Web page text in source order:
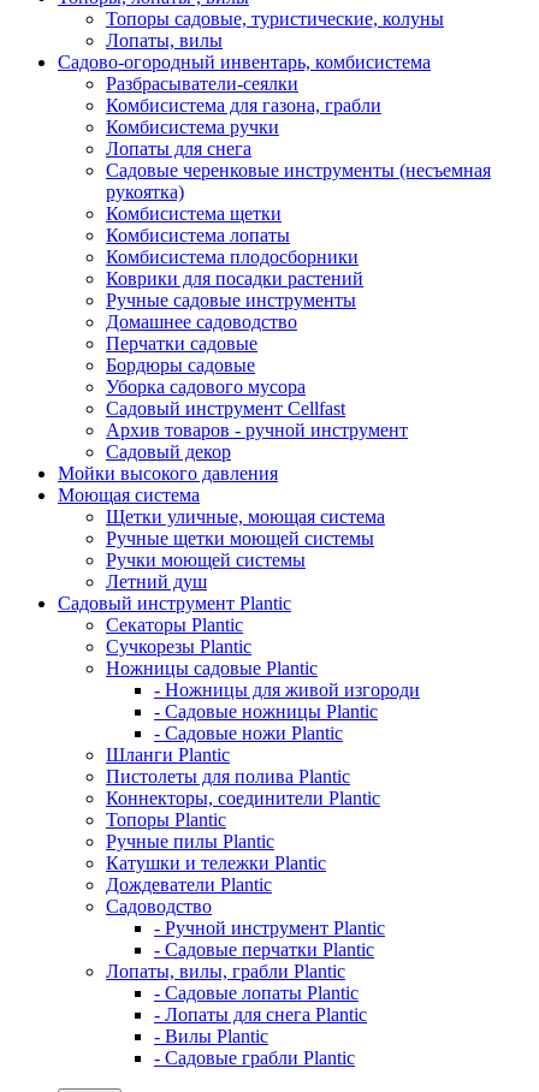
Топоры садовые, туристические, колуны
Лопаты, вилы
Садово-огородный инвентарь, комбисистема
Разбрасыватели-сеялки
Комбисистема для газона, грабли
Комбисистема ручки
Лопаты для снега
Садовые черенковые инструменты (несъемная
рукоятка)
Комбисистема щетки
Комбисистема лопаты
Комбисистема плодосборники
Коврики для посадки растений
Ручные садовые инструменты
Домашнее садоводство
Перчатки садовые
Бордюры садовые
Уборка садового мусора
Садовый инструмент Cellfast
Архив товаров - ручной инструмент
Садовый декор
Мойки высокого давления
Моющая система
Щетки уличные, моющая система
Ручные щетки моющей системы
Ручки моющей системы
Летний душ
Садовый инструмент Plantic
Секаторы Plantic
Сучкорезы Plantic
Ножницы садовые Plantic
- Ножницы для живой изгороди
- Садовые ножницы Plantic
- Садовые ножи Plantic
Шланги Plantic
Пистолеты для полива Plantic
Коннекторы, соединители Plantic
Топоры Plantic
Ручные пилы Plantic
Катушки и тележки Plantic
Дождеватели Plantic
Садоводство
- Ручной инструмент Plantic
- Садовые перчатки Plantic
Лопаты, вилы, грабли Plantic
- Садовые лопаты Plantic
- Лопаты для снега Plantic
- Вилы Plantic
- Садовые грабли Plantic